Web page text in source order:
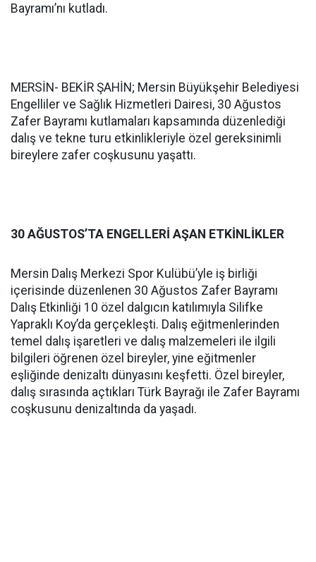
Bayramı’nı kutladı.
MERSİN- BEKİR ŞAHİN; Mersin Büyükşehir Belediyesi
Engelliler ve Sağlık Hizmetleri Dairesi, 30 Ağustos
Zafer Bayramı kutlamaları kapsamında düzenlediği
dalış ve tekne turu etkinlikleriyle özel gereksinimli
bireylere zafer coşkusunu yaşattı.
30 AĞUSTOS’TA ENGELLERİ AŞAN ETKİNLİKLER
Mersin Dalış Merkezi Spor Kulübü’yle iş birliği
içerisinde düzenlenen 30 Ağustos Zafer Bayramı
Dalış Etkinliği 10 özel dalgıcın katılımıyla Silifke
Yapraklı Koy’da gerçekleşti. Dalış eğitmenlerinden
temel dalış işaretleri ve dalış malzemeleri ile ilgili
bilgileri öğrenen özel bireyler, yine eğitmenler
eşliğinde denizaltı dünyasını keşfetti. Özel bireyler,
dalış sırasında açtıkları Türk Bayrağı ile Zafer Bayramı
coşkusunu denizaltında da yaşadı.